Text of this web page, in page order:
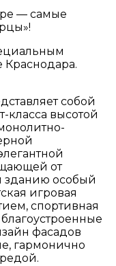
— самые
собой
высотой
от
зданию особый
игровая
спортивная
фасадов
гармонично